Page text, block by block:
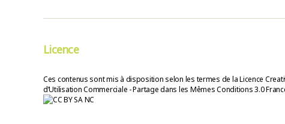
Licence
Ces contenus sont mis à disposition selon les termes de la Licence
d’Utilisation Commerciale - Partage dans les Mêmes Conditions 3.0